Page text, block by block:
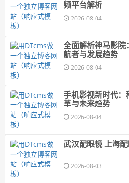
频平台解析
2026-08-04
全面解析神马影院
航者与发展趋势
2026-08-04
手机影视新时代：
革与未来趋势
2026-08-04
武汉配眼镜 上海
2026-08-03